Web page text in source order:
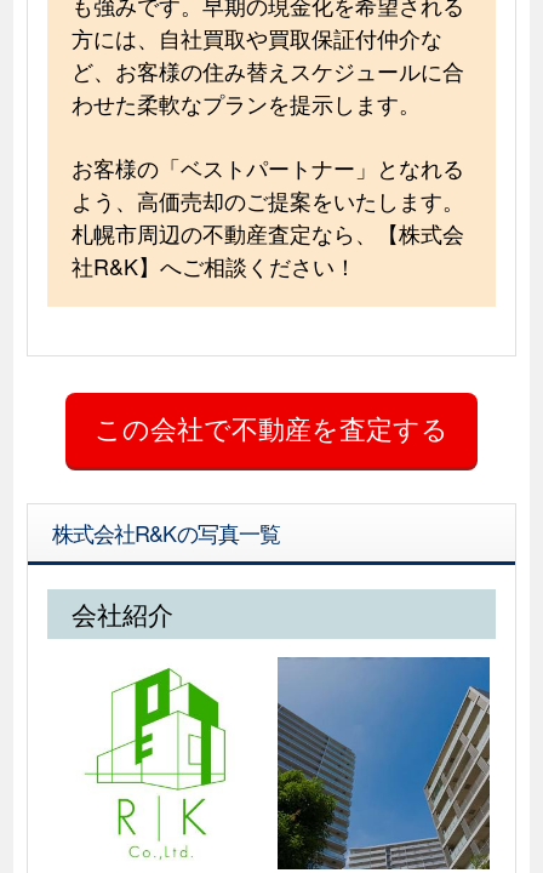
方には、自社買取や買取保証付仲介な
ど、お客様の住み替えスケジュールに合
わせた柔軟なプランを提示します。
お客様の「ベストパートナー」となれる
よう、高価売却のご提案をいたします。
札幌市周辺の不動産査定なら、【株式会
社R&K】へご相談ください！
株式会社R&Kの写真一覧
会社紹介